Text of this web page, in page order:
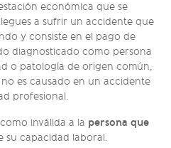
económica que se
a sufrir un accidente que
y consiste en el pago de
diagnosticado como persona
o patología de origen común,
es causado en un accidente
profesional.
inválida a la persona que
su capacidad laboral.